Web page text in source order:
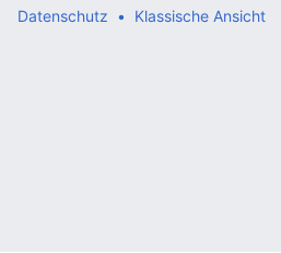
Datenschutz
Klassische Ansicht